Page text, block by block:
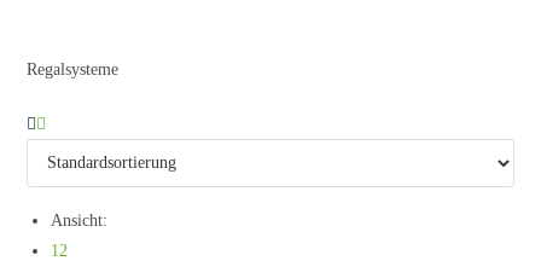
Regalsysteme
Ansicht:
12